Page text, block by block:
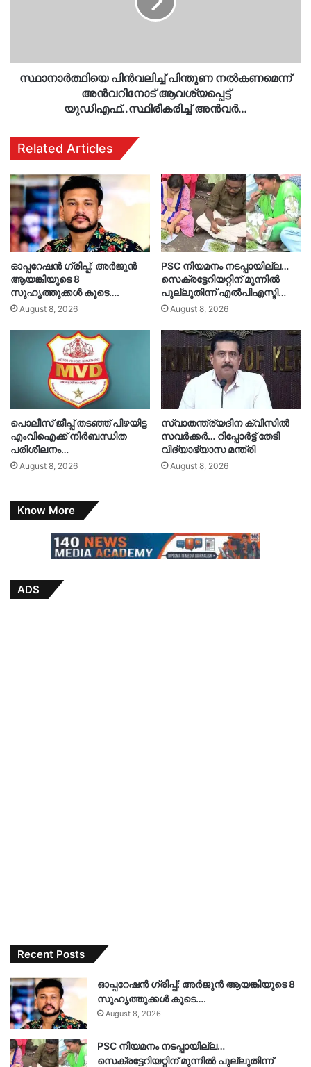
സ്ഥാനാർത്ഥിയെ പിൻവലിച്ച് പിന്തുണ നൽകണമെന്ന്
അൻവറിനോട് ആവശ്യപ്പെട്ട്
യുഡിഎഫ്..സ്ഥിരീകരിച്ച് അൻവർ…
Related Articles
ഓപ്പറേഷൻ ഗ്രിപ്പ്: അർജുൻ
ആയങ്കിയുടെ 8
സുഹൃത്തുക്കൾ കൂടെ….
August 8, 2026
PSC നിയമനം നടപ്പായില്ല…
സെക്രട്ടേറിയറ്റിന് മുന്നിൽ
പുല്ലുതിന്ന് എൽപിഎസ്ടി…
August 8, 2026
പൊലീസ് ജീപ്പ് തടഞ്ഞ് പിഴയിട്ട
എംവിഐക്ക് നിർബന്ധിത
പരിശീലനം…
August 8, 2026
സ്വാതന്ത്ര്യദിന ക്വിസിൽ
സവർക്കർ… റിപ്പോർട്ട് തേടി
വിദ്യാഭ്യാസ മന്ത്രി
August 8, 2026
Know More
ADS
Recent Posts
ഓപ്പറേഷൻ ഗ്രിപ്പ്: അർജുൻ ആയങ്കിയുടെ 8
സുഹൃത്തുക്കൾ കൂടെ….
August 8, 2026
PSC നിയമനം നടപ്പായില്ല…
സെക്രട്ടേറിയറ്റിന് മുന്നിൽ പുല്ലുതിന്ന്